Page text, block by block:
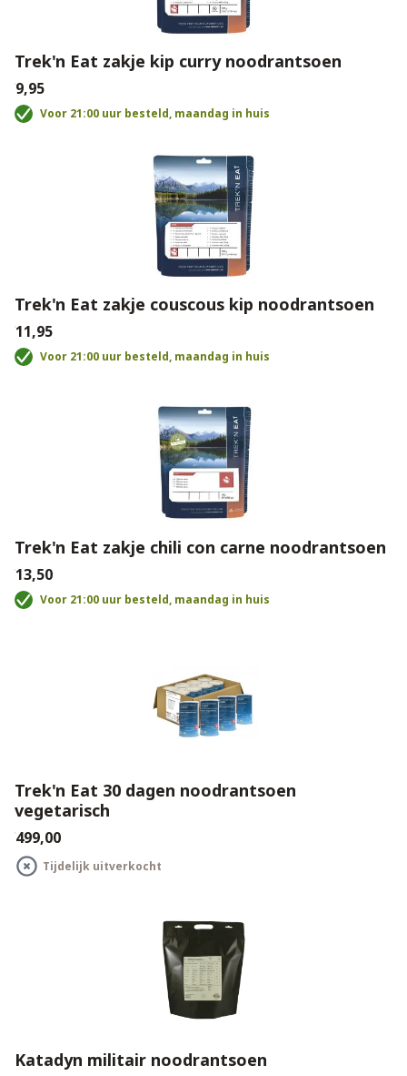
Trek'n Eat zakje kip curry noodrantsoen
€9,95
Voor 21:00 uur besteld, maandag in huis
Trek'n Eat zakje couscous kip noodrantsoen
€11,95
Voor 21:00 uur besteld, maandag in huis
Trek'n Eat zakje chili con carne noodrantsoen
€13,50
Voor 21:00 uur besteld, maandag in huis
Trek'n Eat 30 dagen noodrantsoen
vegetarisch
€499,00
Tijdelijk uitverkocht
Katadyn militair noodrantsoen